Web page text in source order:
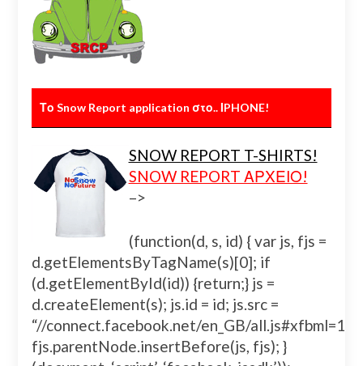
Το Snow Report application στο.. ΙPHONE!
SNOW REPORT T-SHIRTS!
SNOW REPORT ΑΡΧΕΙΟ!
–>
(function(d, s, id) { var js, fjs =
d.getElementsByTagName(s)[0]; if
(d.getElementById(id)) {return;} js =
d.createElement(s); js.id = id; js.src =
“//connect.facebook.net/en_GB/
fjs.parentNode.insertBefore(js, fjs); }